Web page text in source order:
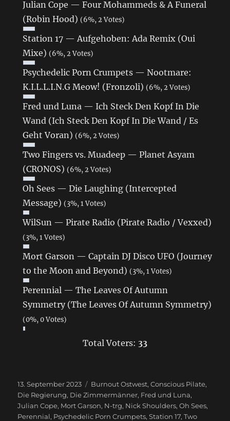
Julian Cope — Four Mohammeds & A Funeral
(Robin Hood) (6%, 2 Votes)
Station 17 — Aufgehoben: Ada Remix (Oui
Mixe) (6%, 2 Votes)
Psychedelic Porn Crumpets — Nootmare:
K.I.L.L.I.N.G Meow! (Fronzoli) (6%, 2 Votes)
Fred und Luna — Ich Steck Den Kopf In Die
Wand (Ich Steck Den Kopf In Die Wand / Es
Geht Voran) (6%, 2 Votes)
Two Fingers vs. Muadeep — Planet Asyam
(CRONOS) (6%, 2 Votes)
Oh Sees — Die Laughing (Intercepted
Message) (3%, 1 Votes)
WilSun — Pirate Radio (Pirate Radio / Vexxed)
(3%, 1 Votes)
Mort Garson — Captain DJ Disco UFO (Journey
to the Moon and Beyond) (3%, 1 Votes)
Perennial — The Leaves Of Autumn
Symmetry (The Leaves Of Autumn Symmetry)
(0%, 0 Votes)
Total Voters: 33
Veröffentlicht
am
13. September 2023 Schlagwörter
Burnout Ostwest,Conscious Pilate,
Die Regierung, Die Zimmermänner, Fred und Luna,
Julian Cope, Mort Garson, N-trg, Nick Shoulders,Oh Sees,
Perennial, Psychedelic Porn Crumpets,Station 17,Two